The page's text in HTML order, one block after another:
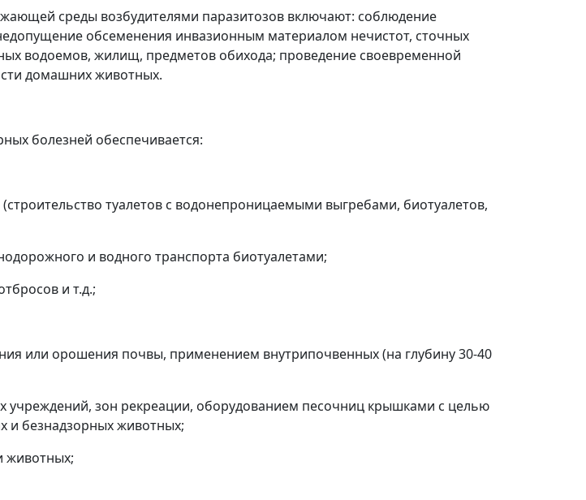
среды возбудителями паразитозов включают: соблюдение
обсеменения инвазионным материалом нечистот, сточных
водоемов, жилищ, предметов обихода; проведение своевременной
домашних животных.
болезней обеспечивается:
туалетов с водонепроницаемыми выгребами, биотуалетов,
и водного транспорта биотуалетами;
и т.д.;
или орошения почвы, применением внутрипочвенных (на глубину 30-40
учреждений, зон рекреации, оборудованием песочниц крышками с целью
и безнадзорных животных;
животных;